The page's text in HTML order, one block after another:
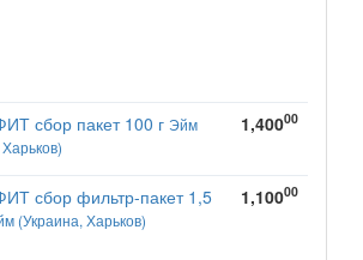
сбор пакет 100 г Эйм
1,40000
сбор фильтр-пакет 1,5
(Украина, Харьков)
1,10000